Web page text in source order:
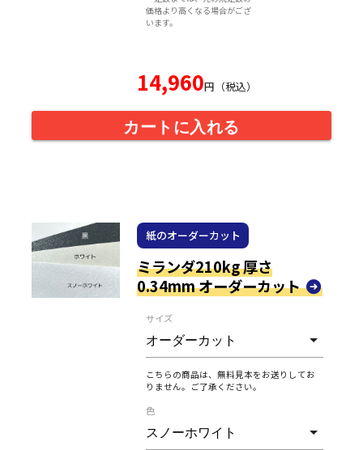
価格より高くなる場合がござ
います。
14,960円（税込）
カートに入れる
紙のオーダーカット
ミランダ210kg 厚さ
0.34mm オーダーカット
サイズ
こちらの商品は、無料見本をお送りしてお
りません。ご了承ください。
色